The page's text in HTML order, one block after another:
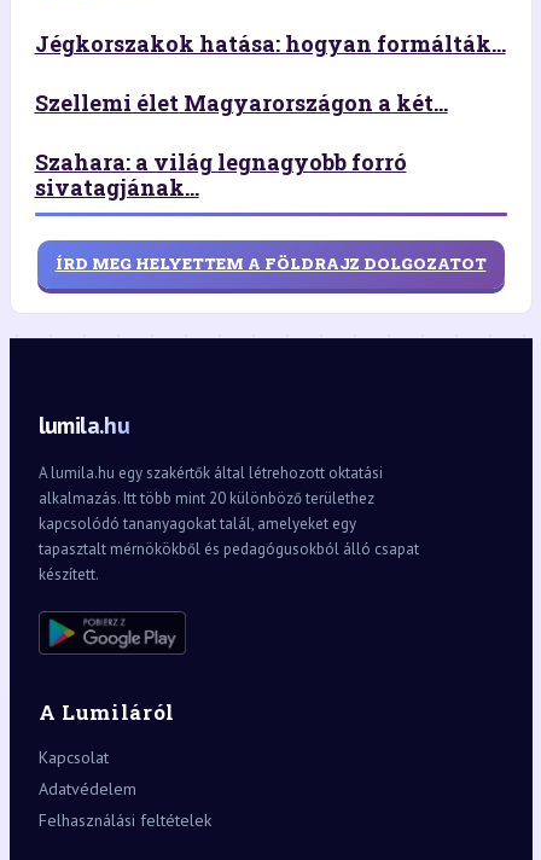
Jégkorszakok hatása: hogyan formálták...
Szellemi élet Magyarországon a két...
Szahara: a világ legnagyobb forró
sivatagjának...
ÍRD MEG HELYETTEM A FÖLDRAJZ DOLGOZATOT
lumila.hu
A lumila.hu egy szakértők által létrehozott oktatási
alkalmazás. Itt több mint 20 különböző területhez
kapcsolódó tananyagokat talál, amelyeket egy
tapasztalt mérnökökből és pedagógusokból álló csapat
készített.
A Lumiláról
Kapcsolat
Adatvédelem
Felhasználási feltételek